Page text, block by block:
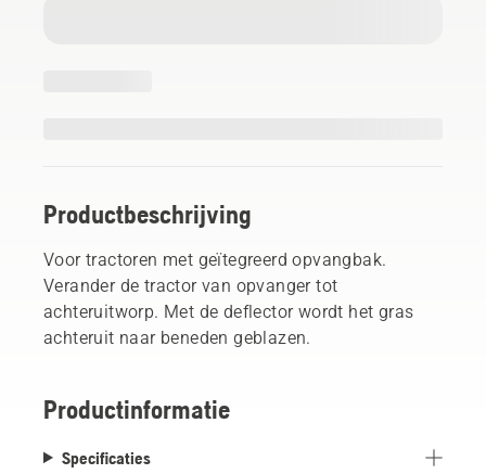
Productbeschrijving
Voor tractoren met geïtegreerd opvangbak.
Verander de tractor van opvanger tot
achteruitworp. Met de deflector wordt het gras
achteruit naar beneden geblazen.
Productinformatie
Specificaties